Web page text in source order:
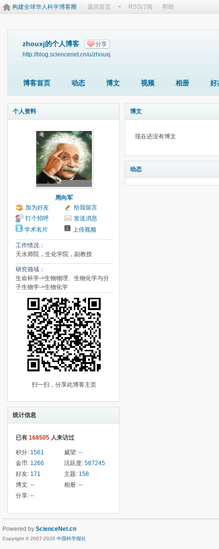
构建全球华人科学博客圈 返回首页 RSS订阅 帮助
zhouxj的个人博客 分享
http://blog.sciencenet.cn/u/zhouxj
博客首页 动态 博文 视频 相册 好
个人资料
周向军
加为好友
给我留言
打个招呼
发送消息
学术名片
上传视频
工作情况：
天水师院，生化学院，副教授
研究领域：
生命科学->生物物理、生物化学与分
子生物学->生物化学
扫一扫，分享此博客主页
统计信息
已有 168505 人来访过
积分: 1561 威望: --
金币: 1266 活跃度: 587245
好友: 171 主题: 158
博文: -- 相册: --
分享: --
博文
现在还没有博文
动态
Powered by ScienceNet.cn
Copyright © 2007-2026 中国科学报社